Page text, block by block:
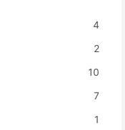
4
2
10
7
1